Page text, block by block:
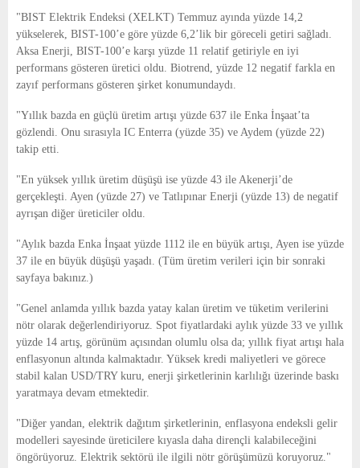
"BIST Elektrik Endeksi (XELKT) Temmuz ayında yüzde 14,2
yükselerek, BIST-100’e göre yüzde 6,2’lik bir göreceli getiri sağladı.
Aksa Enerji, BIST-100’e karşı yüzde 11 relatif getiriyle en iyi
performans gösteren üretici oldu. Biotrend, yüzde 12 negatif farkla en
zayıf performans gösteren şirket konumundaydı.
"Yıllık bazda en güçlü üretim artışı yüzde 637 ile Enka İnşaat’ta
gözlendi. Onu sırasıyla IC Enterra (yüzde 35) ve Aydem (yüzde 22)
takip etti.
"En yüksek yıllık üretim düşüşü ise yüzde 43 ile Akenerji’de
gerçekleşti. Ayen (yüzde 27) ve Tatlıpınar Enerji (yüzde 13) de negatif
ayrışan diğer üreticiler oldu.
"Aylık bazda Enka İnşaat yüzde 1112 ile en büyük artışı, Ayen ise yüzde
37 ile en büyük düşüşü yaşadı. (Tüm üretim verileri için bir sonraki
sayfaya bakınız.)
"Genel anlamda yıllık bazda yatay kalan üretim ve tüketim verilerini
nötr olarak değerlendiriyoruz. Spot fiyatlardaki aylık yüzde 33 ve yıllık
yüzde 14 artış, görünüm açısından olumlu olsa da; yıllık fiyat artışı hala
enflasyonun altında kalmaktadır. Yüksek kredi maliyetleri ve görece
stabil kalan USD/TRY kuru, enerji şirketlerinin karlılığı üzerinde baskı
yaratmaya devam etmektedir.
"Diğer yandan, elektrik dağıtım şirketlerinin, enflasyona endeksli gelir
modelleri sayesinde üreticilere kıyasla daha dirençli kalabileceğini
öngörüyoruz. Elektrik sektörü ile ilgili nötr görüşümüzü koruyoruz."